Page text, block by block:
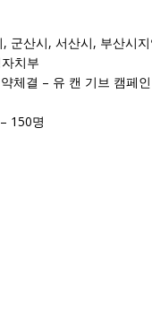
군산시, 서산시, 부산시
치부
체결 – 유 캔 기브 캠페
150명